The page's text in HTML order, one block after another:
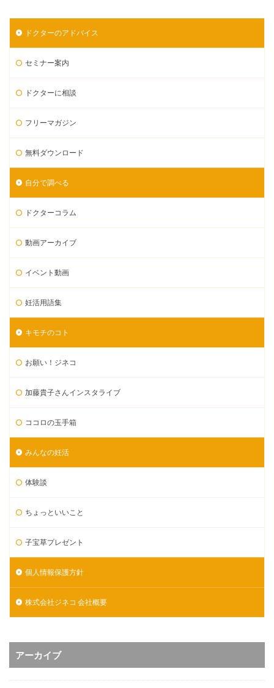
ドクターのアドバイス
セミナー案内
ドクターに相談
フリーマガジン
無料ダウンロード
自分で調べる
ドクターコラム
動画アーカイブ
イベント動画
妊活用語集
キモチのコト
お願い！ジネコ
加藤貴子さんインスタライブ
ココロの玉手箱
みんなの妊活
体験談
ちょっといいこと
子宝草プレゼント
個人情報保護方針
株式会社ジネコ 会社概要
アーカイブ